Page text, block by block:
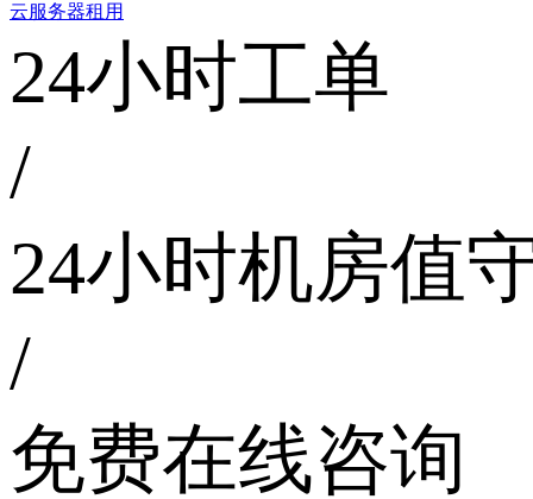
云服务器租用
24小时工单
/
24小时机房值
/
免费在线咨询